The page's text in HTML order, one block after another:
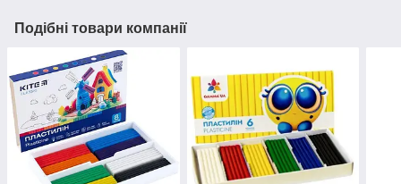
Подібні товари компанії